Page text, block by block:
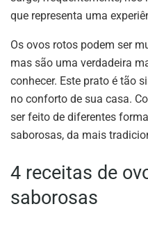
que representa uma
Os ovos rotos podem ser
mas são uma verdadeira
conhecer. Este prato é tão
no conforto de sua casa.
ser feito de diferentes
saborosas, da mais
4 receitas de
saborosas